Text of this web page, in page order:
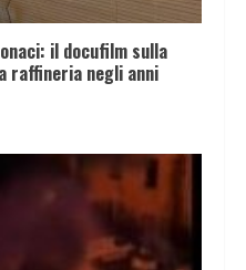
il docufilm sulla
raffineria negli anni